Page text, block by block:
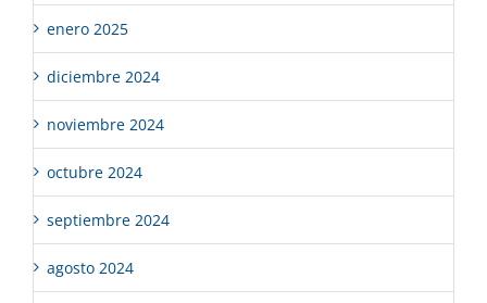
enero 2025
diciembre 2024
noviembre 2024
octubre 2024
septiembre 2024
agosto 2024